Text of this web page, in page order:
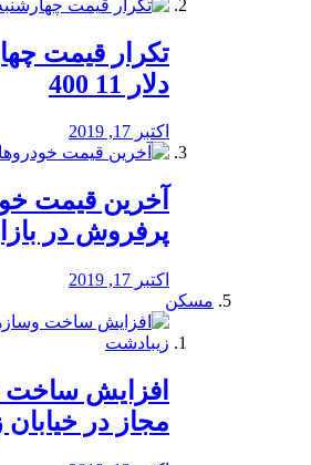
تکرار قیمت
دلار 11 400
اکتبر 17, 2019
آخرین قیمت
پرفروش در
اکتبر 17, 2019
مسکن
افزایش ساخت
مجاز در